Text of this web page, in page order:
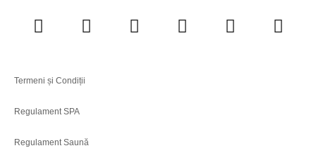
Termeni și Condiții
Regulament SPA
Regulament Saună